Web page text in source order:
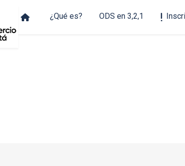
¿Qué es? ODS en 3,2,1